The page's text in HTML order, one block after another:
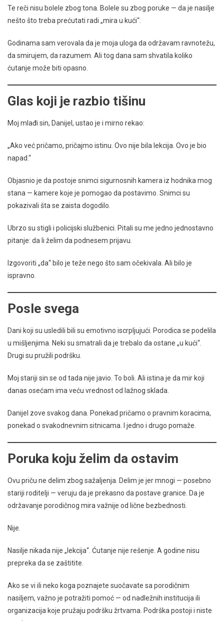
Te reči nisu bolele zbog tona. Bolele su zbog poruke — da je nasilje
nešto što treba prećutati radi „mira u kući“.
Godinama sam verovala da je moja uloga da održavam ravnotežu,
da smirujem, da razumem. Ali tog dana sam shvatila koliko
ćutanje može biti opasno.
Glas koji je razbio tišinu
Moj mlađi sin, Danijel, ustao je i mirno rekao:
„Ako već pričamo, pričajmo istinu. Ovo nije bila lekcija. Ovo je bio
napad.“
Objasnio je da postoje snimci sigurnosnih kamera iz hodnika mog
stana — kamere koje je pomogao da postavimo. Snimci su
pokazivali šta se zaista dogodilo.
Ubrzo su stigli i policijski službenici. Pitali su me jedno jednostavno
pitanje: da li želim da podnesem prijavu.
Izgovoriti „da“ bilo je teže nego što sam očekivala. Ali bilo je
ispravno.
Posle svega
Dani koji su usledili bili su emotivno iscrpljujući. Porodica se podelila
u mišljenjima. Neki su smatrali da je trebalo da ostane „u kući“.
Drugi su pružili podršku.
Moj stariji sin se od tada nije javio. To boli. Ali istina je da mir koji
danas osećam ima veću vrednost od lažnog sklada.
Danijel zove svakog dana. Ponekad pričamo o pravnim koracima,
ponekad o svakodnevnim sitnicama. I jedno i drugo pomaže.
Poruka koju želim da ostavim
Ovu priču ne delim zbog sažaljenja. Delim je jer mnogi — posebno
stariji roditelji — veruju da je prekasno da postave granice. Da je
održavanje porodičnog mira važnije od lične bezbednosti.
Nije.
Nasilje nikada nije „lekcija“. Ćutanje nije rešenje. A godine nisu
prepreka da se zaštitite.
Ako se vi ili neko koga poznajete suočavate sa porodičnim
nasiljem, važno je potražiti pomoć — od nadležnih institucija ili
organizacija koje pružaju podršku žrtvama. Podrška postoji i niste